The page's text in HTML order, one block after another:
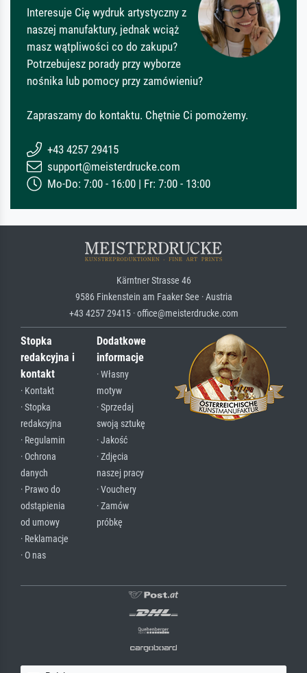
Interesuje Cię wydruk artystyczny z
naszej manufaktury, jednak wciąż
masz wątpliwości co do zakupu?
Potrzebujesz porady przy wyborze
nośnika lub pomocy przy zamówieniu?
Zapraszamy do kontaktu. Chętnie Ci pomożemy.
+43 4257 29415
support@meisterdrucke.com
Mo-Do: 7:00 - 16:00 | Fr: 7:00 - 13:00
Kärntner Strasse 46
9586 Finkenstein am Faaker See · Austria
+43 4257 29415 · office@meisterdrucke.com
Stopka
redakcyjna i
kontakt
· Kontakt
· Stopka
redakcyjna
· Regulamin
· Ochrona
danych
· Prawo do
odstąpienia
od umowy
· Reklamacje
· O nas
Dodatkowe
informacje
· Własny
motyw
· Sprzedaj
swoją sztukę
· Jakość
· Zdjęcia
naszej pracy
· Vouchery
· Zamów
próbkę